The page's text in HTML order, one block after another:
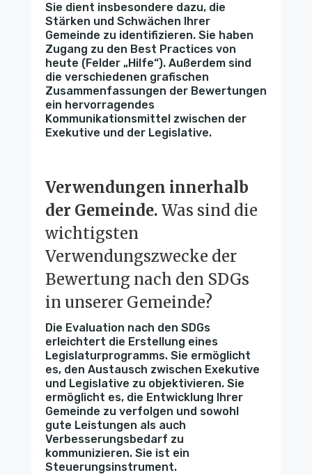
Sie dient insbesondere dazu, die
Stärken und Schwächen Ihrer
Gemeinde zu identifizieren. Sie haben
Zugang zu den Best Practices von
heute (Felder „Hilfe“). Außerdem sind
die verschiedenen grafischen
Zusammenfassungen der Bewertungen
ein hervorragendes
Kommunikationsmittel zwischen der
Exekutive und der Legislative.
Verwendungen innerhalb
der Gemeinde. Was sind die
wichtigsten
Verwendungszwecke der
Bewertung nach den SDGs
in unserer Gemeinde?
Die Evaluation nach den SDGs
erleichtert die Erstellung eines
Legislaturprogramms. Sie ermöglicht
es, den Austausch zwischen Exekutive
und Legislative zu objektivieren. Sie
ermöglicht es, die Entwicklung Ihrer
Gemeinde zu verfolgen und sowohl
gute Leistungen als auch
Verbesserungsbedarf zu
kommunizieren. Sie ist ein
Steuerungsinstrument.